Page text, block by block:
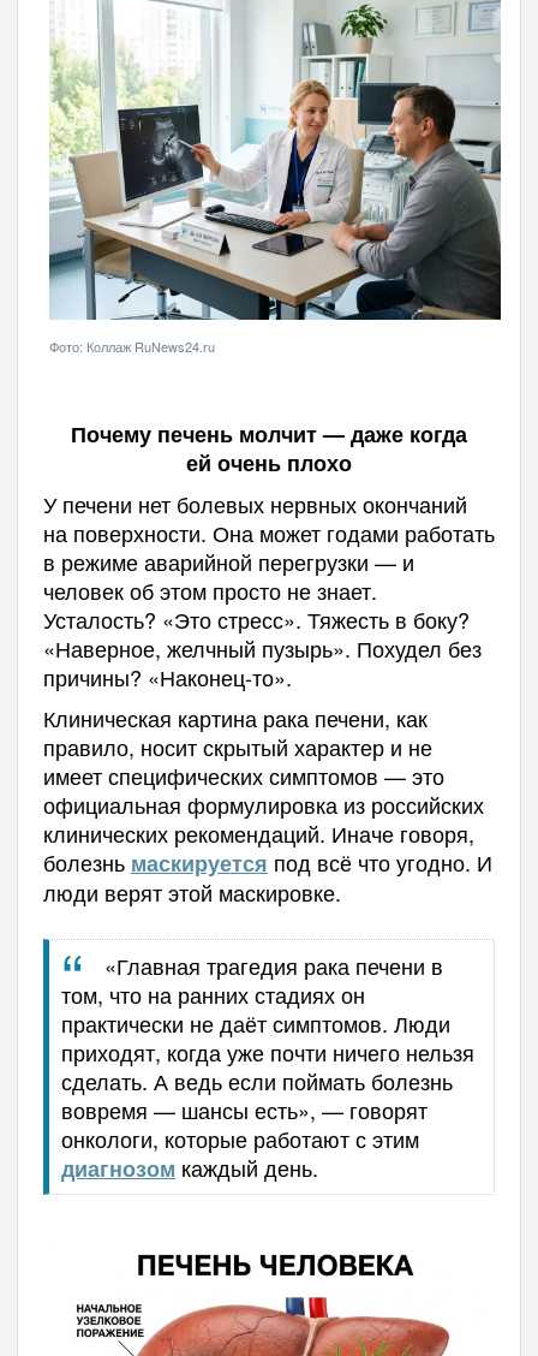
Фото: Коллаж RuNews24.ru
Почему печень молчит — даже когда
ей очень плохо
У печени нет болевых нервных окончаний
на поверхности. Она может годами работать
в режиме аварийной перегрузки — и
человек об этом просто не знает.
Усталость? «Это стресс». Тяжесть в боку?
«Наверное, желчный пузырь». Похудел без
причины? «Наконец-то».
Клиническая картина рака печени, как
правило, носит скрытый характер и не
имеет специфических симптомов — это
официальная формулировка из российских
клинических рекомендаций. Иначе говоря,
болезнь маскируется под всё что угодно. И
люди верят этой маскировке.
«Главная трагедия рака печени в
том, что на ранних стадиях он
практически не даёт симптомов. Люди
приходят, когда уже почти ничего нельзя
сделать. А ведь если поймать болезнь
вовремя — шансы есть», — говорят
онкологи, которые работают с этим
диагнозом каждый день.